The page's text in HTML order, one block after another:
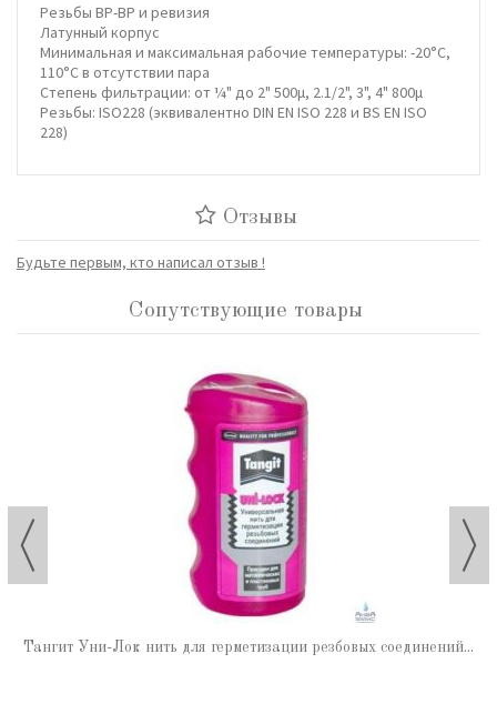
Резьбы ВР-ВР и ревизия
Латунный корпус
Минимальная и максимальная рабочие температуры: -20°C,
110°C в отсутствии пара
Степень фильтрации: от ¼" до 2" 500μ, 2.1/2", 3", 4" 800μ
Резьбы: ISO228 (эквивалентно DIN EN ISO 228 и BS EN ISO
228)
Отзывы
Будьте первым, кто написал отзыв !
Сопутствующие товары
Тангит Уни-Лок нить для герметизации резбовых соединений...